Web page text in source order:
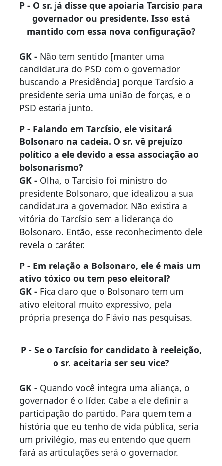
P - O sr. já disse que apoiaria Tarcísio para
governador ou presidente. Isso está
mantido com essa nova configuração?
GK - Não tem sentido [manter uma
candidatura do PSD com o governador
buscando a Presidência] porque Tarcísio a
presidente seria uma união de forças, e o
PSD estaria junto.
P - Falando em Tarcísio, ele visitará
Bolsonaro na cadeia. O sr. vê prejuízo
político a ele devido a essa associação ao
bolsonarismo?
GK - Olha, o Tarcísio foi ministro do
presidente Bolsonaro, que idealizou a sua
candidatura a governador. Não existira a
vitória do Tarcísio sem a liderança do
Bolsonaro. Então, esse reconhecimento dele
revela o caráter.
P - Em relação a Bolsonaro, ele é mais um
ativo tóxico ou tem peso eleitoral?
GK - Fica claro que o Bolsonaro tem um
ativo eleitoral muito expressivo, pela
própria presença do Flávio nas pesquisas.
P - Se o Tarcísio for candidato à reeleição,
o sr. aceitaria ser seu vice?
GK - Quando você integra uma aliança, o
governador é o líder. Cabe a ele definir a
participação do partido. Para quem tem a
história que eu tenho de vida pública, seria
um privilégio, mas eu entendo que quem
fará as articulações será o governador.